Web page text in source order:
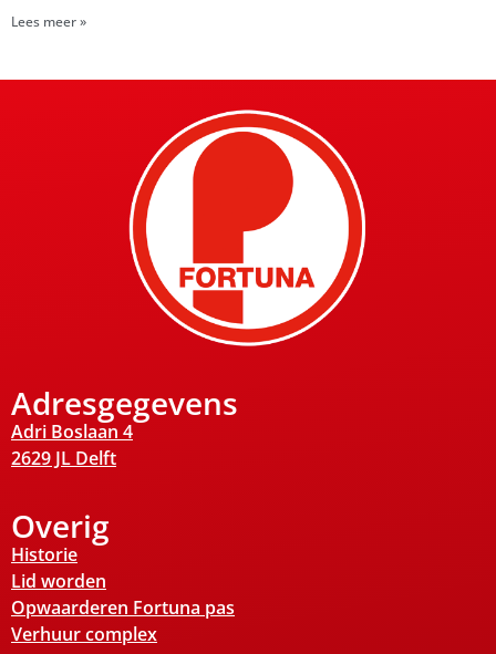
Lees meer »
Adresgegevens
Adri Boslaan 4
2629 JL Delft
Overig
Historie
Lid worden
Opwaarderen Fortuna pas
Verhuur complex